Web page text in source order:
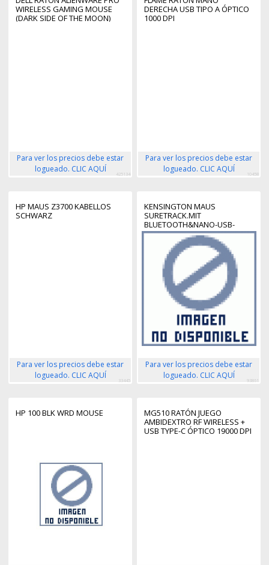
WIRELESS GAMING MOUSE
(DARK SIDE OF THE MOON)
Para ver los precios debe estar
logueado. CLIC AQUÍ
425134
DERECHA USB TIPO A ÓPTICO
1000 DPI
Para ver los precios debe estar
logueado. CLIC AQUÍ
10458
HP MAUS Z3700 KABELLOS
SCHWARZ
Para ver los precios debe estar
logueado. CLIC AQUÍ
33445
KENSINGTON MAUS
SURETRACK.MIT
BLUETOOTH&NANO-USB-
EMPF.SCHW.
Para ver los precios debe estar
logueado. CLIC AQUÍ
93861
HP 100 BLK WRD MOUSE
MG510 RATÓN JUEGO
AMBIDEXTRO RF WIRELESS +
USB TYPE-C ÓPTICO 19000 DPI